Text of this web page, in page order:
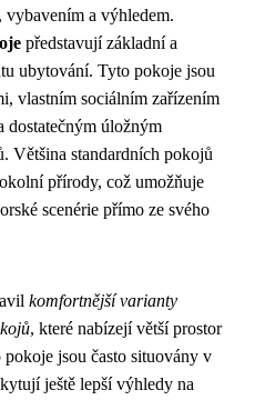
vybavením a výhledem.
představují základní a
ubytování. Tyto pokoje jsou
vlastním sociálním zařízením
dostatečným úložným
Většina standardních pokojů
přírody, což umožňuje
scenérie přímo ze svého
komfortnější varianty
, které nabízejí větší prostor
jsou často situovány v
ještě lepší výhledy na